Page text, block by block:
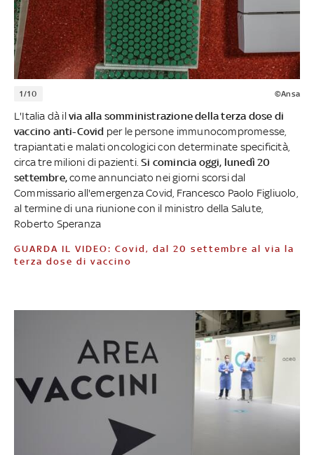
1/10 ©Ansa
L'Italia dà ilvia alla somministrazione della terza dose di
vaccino anti-Covid per le persone immunocompromesse,
trapiantati e malati oncologici con determinate specificità,
circa tre milioni di pazienti.Si comincia oggi, lunedì 20
settembre,come annunciato nei giorni scorsi dal
Commissario all'emergenza Covid, Francesco Paolo Figliuolo,
al termine di una riunione con il ministro della Salute,
Roberto Speranza
GUARDA IL VIDEO: Covid, dal 20 settembre al via la
terza dose di vaccino